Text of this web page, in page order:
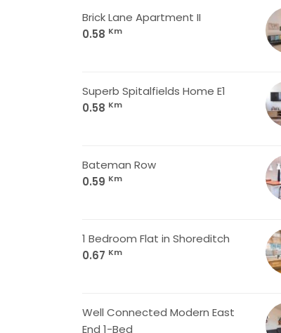
Brick Lane Apartment II
0.58 Km
Superb Spitalfields Home E1
0.58 Km
Bateman Row
0.59 Km
1 Bedroom Flat in Shoreditch
0.67 Km
Well Connected Modern East
End 1-Bed